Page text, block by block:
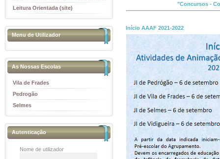
Leitura Orientada (site)
Menu de Utilizador
As Nossas Escolas
Vila de Frades
Pedrogão
Selmes
Autenticação
Nome de utilizador
"Concursos -
Início AAAF 2021-2022